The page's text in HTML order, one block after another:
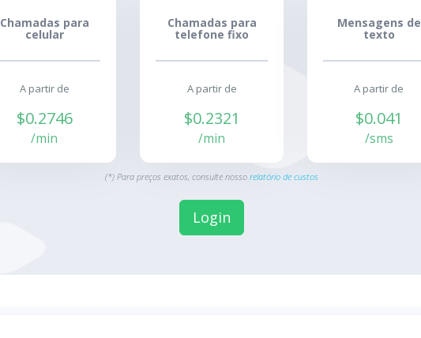
Chamadas para
celular
A partir de
$0.2746
/min
Chamadas para
telefone fixo
A partir de
$0.2321
/min
Mensagens de
texto
A partir de
$0.041
/sms
(*) Para preços exatos, consulte nosso relatório de custos
Login